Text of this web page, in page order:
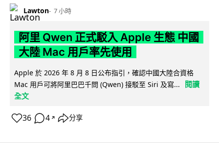
Lawton 7 小時
阿里 Qwen 正式駁入 Apple 生態 中國
大陸 Mac 用戶率先使用
Apple 於 2026 年 8 月 8 日公布指引，確認中國大陸合資格
Mac 用戶可將阿里巴巴千問 (Qwen) 接駁至 Siri 及寫...
閱讀
全文
36 4 ↗ 分享